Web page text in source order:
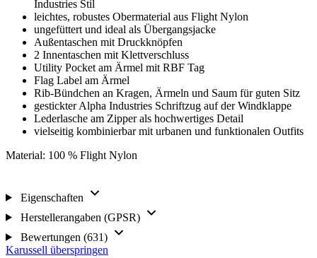
Industries Stil
leichtes, robustes Obermaterial aus Flight Nylon
ungefüttert und ideal als Übergangsjacke
Außentaschen mit Druckknöpfen
2 Innentaschen mit Klettverschluss
Utility Pocket am Ärmel mit RBF Tag
Flag Label am Ärmel
Rib-Bündchen an Kragen, Ärmeln und Saum für guten Sitz
gestickter Alpha Industries Schriftzug auf der Windklappe
Lederlasche am Zipper als hochwertiges Detail
vielseitig kombinierbar mit urbanen und funktionalen Outfits
Material: 100 % Flight Nylon
Eigenschaften
Herstellerangaben (GPSR)
Bewertungen (631)
Karussell überspringen